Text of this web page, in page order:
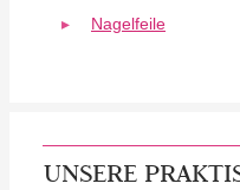
Nagelfeile
UNSERE